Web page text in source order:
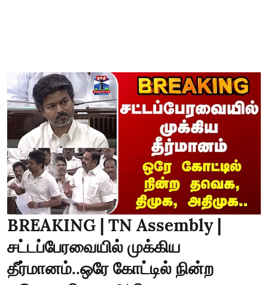
BREAKING | TN Assembly |
சட்டப்பேரவையில் முக்கிய
தீர்மானம்..ஒரே கோட்டில் நின்ற